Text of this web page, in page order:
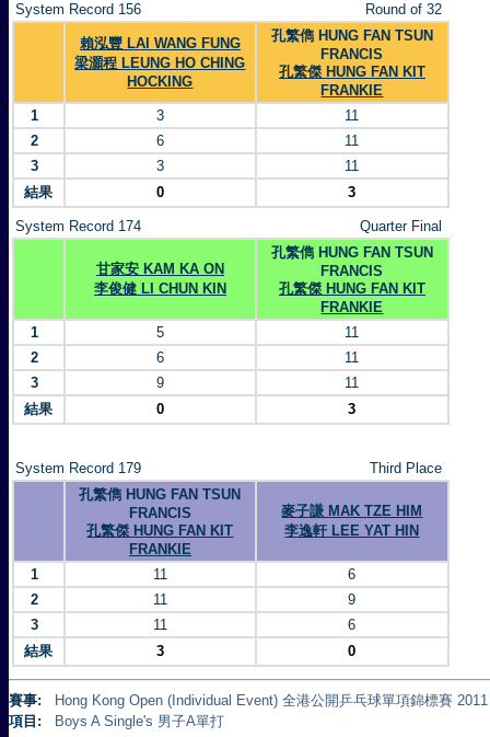
System Record 156 Round of 32
賴泓豐 LAI WANG FUNG
梁灝程 LEUNG HO CHING
HOCKING
孔繁儁 HUNG FAN TSUN
FRANCIS
孔繁傑 HUNG FAN KIT
FRANKIE
1
3
11
2
6
11
3
3
11
結果
0 3
System Record 174 Quarter Final
甘家安 KAM KA ON
李俊健 LI CHUN KIN
孔繁儁 HUNG FAN TSUN
FRANCIS
孔繁傑 HUNG FAN KIT
FRANKIE
1
5
11
2
6
11
3
9
11
結果
0 3
System Record 179
Third Place
孔繁儁 HUNG FAN TSUN
FRANCIS
孔繁傑 HUNG FAN KIT
FRANKIE
麥子謙 MAK TZE HIM
李逸軒 LEE YAT HIN
1 11
6
2
11
9
3
11
6
結果
3 0
賽事:
Hong Kong Open (Individual Event) 全港公開乒乓球單項錦標賽 2011
項目:
Boys A Single's 男子A單打